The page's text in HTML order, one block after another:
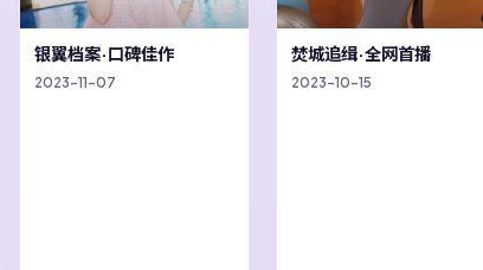
银翼档案·口碑佳作
2023-11-07
焚城追缉·全网首播
2023-10-15